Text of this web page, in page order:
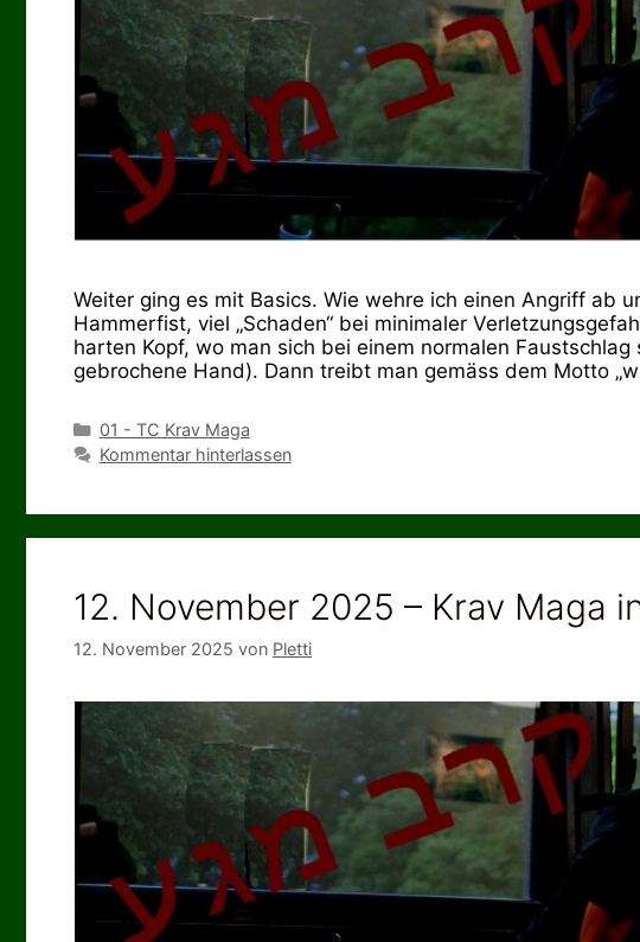
Weiter ging es mit Basics. Wie wehre ich einen Angriff ab
Hammerfist, viel „Schaden“ bei minimaler
harten Kopf, wo man sich bei einem normalen
gebrochene Hand). Dann treibt man gemäss dem Motto
Kategorien
01 - TC Krav Maga
Kommentar hinterlassen
12. November 2025 – Krav Maga
12. November 2025 von Pletti